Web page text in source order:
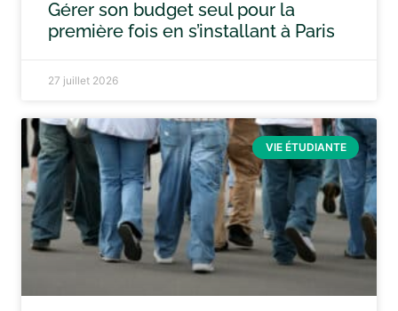
Gérer son budget seul pour la
première fois en s’installant à Paris
27 juillet 2026
VIE ÉTUDIANTE